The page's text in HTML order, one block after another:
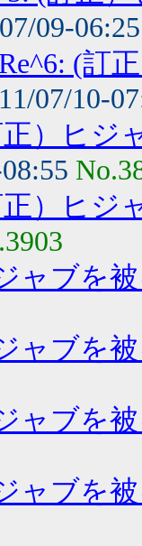
09-
Re^6: (訂
11/07/10-
正）ヒジ
正）ヒジ
ャブを
ャブを
ャブを
ャブを